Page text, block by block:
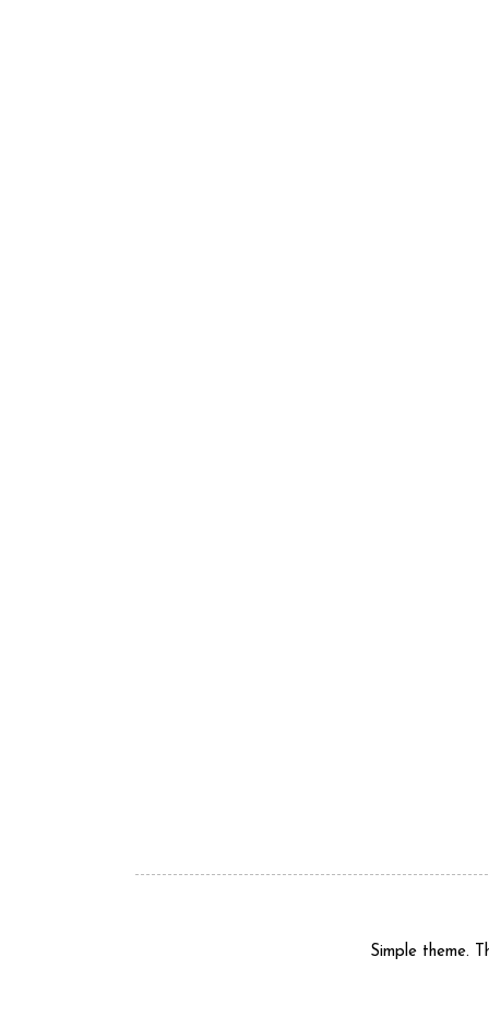
Simple theme.